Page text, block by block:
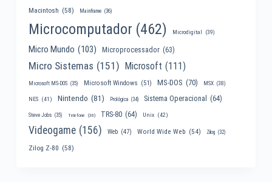
Macintosh (58) Mainframe (36)
Microcomputador (462) Microdigital (39)
Micro Mundo (103) Microprocessador (63)
Micro Sistemas (151) Microsoft (111)
Microsoft MS-DOS (35) Microsoft Windows (51) MS-DOS (70) MSX (38)
NES (41) Nintendo (81) Prológica (34) Sistema Operacional (64)
Steve Jobs (35) Telefone (30) TRS-80 (64) Unix (42)
Videogame (156) Web (47) World Wide Web (54) Zilog (32)
Zilog Z-80 (58)